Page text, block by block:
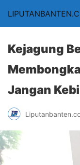
Kejagung
Jangan